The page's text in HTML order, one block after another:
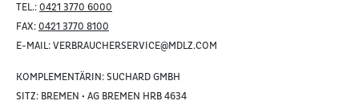
TEL.: 0421 3770 6000
FAX: 0421 3770 8100
E-MAIL: VERBRAUCHERSERVICE@MDLZ.COM
KOMPLEMENTÄRIN: SUCHARD GMBH
SITZ: BREMEN • AG BREMEN HRB 4634